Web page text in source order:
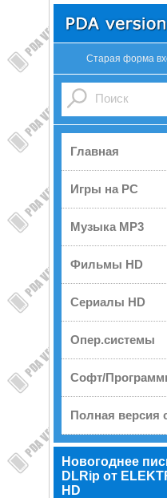
Старая форма
Главная
Игры на PC
Музыка MP3
Фильмы HD
Сериалы HD
Опер.системы
Софт/
Полная версия
Новогоднее
DLRip от
HD